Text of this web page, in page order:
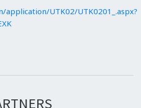
application/UTK02/UTK0201_.aspx?